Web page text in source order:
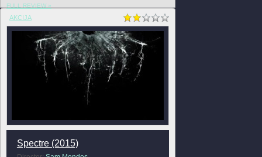
FULL REVIEW »
AKCIJA
Spectre (2015)